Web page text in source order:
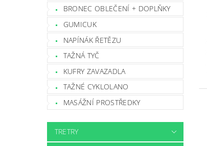
BRONEC OBLEČENÍ + DOPLŇKY
GUMICUK
NAPÍNÁK ŘETĚZU
TAŽNÁ TYČ
KUFRY ZAVAZADLA
TAŽNÉ CYKLOLANO
MASÁŽNÍ PROSTŘEDKY
TRETRY